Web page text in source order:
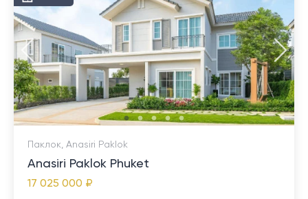
Паклок, Anasiri Paklok
Anasiri Paklok Phuket
17 025 000 ₽